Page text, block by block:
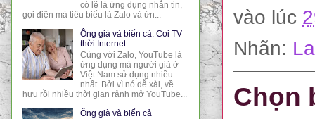
vào lúc
Nhãn:
Chọn
có lẽ là ứng dụng nhắn tin,
gọi điện mà tiêu biểu là Zalo và ứn...
Ông già và biển cả: Coi TV
thời Internet
Cùng với Zalo, YouTube là
ứng dụng mà người già ở
Việt Nam sử dụng nhiều
nhất. Bởi vì nó dễ xài, về
hưu rồi nhiều thời gian rảnh mở YouTube...
Ông già và biển cả